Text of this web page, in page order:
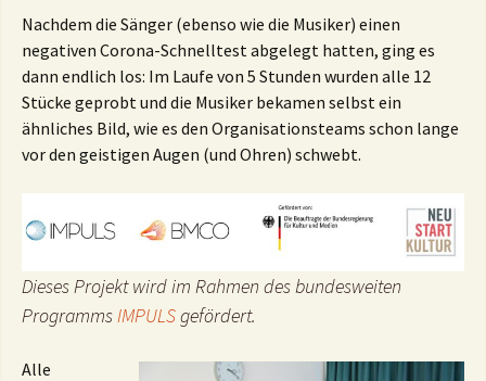
Nachdem die Sänger (ebenso wie die Musiker) einen
negativen Corona-Schnelltest abgelegt hatten, ging es
dann endlich los: Im Laufe von 5 Stunden wurden alle 12
Stücke geprobt und die Musiker bekamen selbst ein
ähnliches Bild, wie es den Organisationsteams schon lange
vor den geistigen Augen (und Ohren) schwebt.
Dieses Projekt wird im Rahmen des bundesweiten
ProgrammsIMPULSgefördert.
Alle